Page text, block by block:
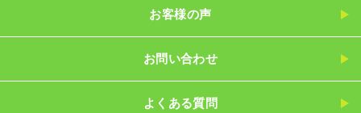
お客様の声
お問い合わせ
よくある質問